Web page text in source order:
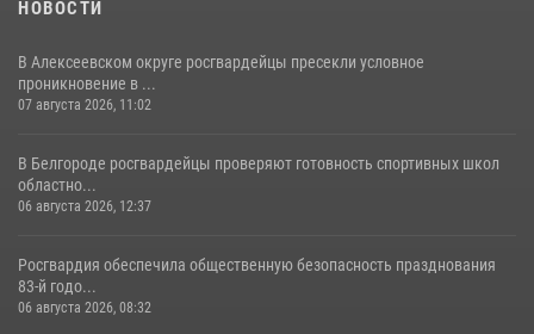
НОВОСТИ
В Алексеевском округе росгвардейцы пресекли условное
проникновение в ...
07 августа 2026, 11:02
В Белгороде росгвардейцы проверяют готовность спортивных школ
областно...
06 августа 2026, 12:37
Росгвардия обеспечила общественную безопасность празднования
83-й годо...
06 августа 2026, 08:32